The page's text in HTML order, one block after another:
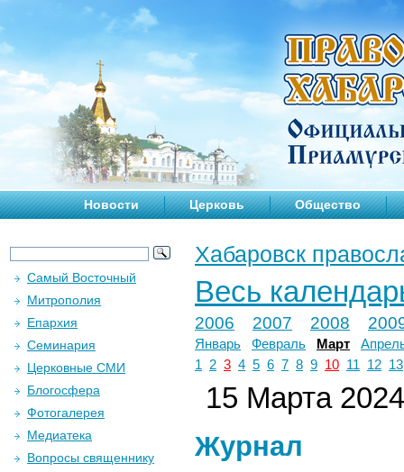
Новости Церковь Общество
Хабаровск
Весь
2006 2007 2008
Январь Февраль Март
1
2 3 4 5 6 7 8 9 10 11 12 13
15 Марта 2024
Журнал
Самый Восточный
Митрополия
Епархия
Семинария
Церковные СМИ
Блогосфера
Фотогалерея
Медиатека
Вопросы священнику